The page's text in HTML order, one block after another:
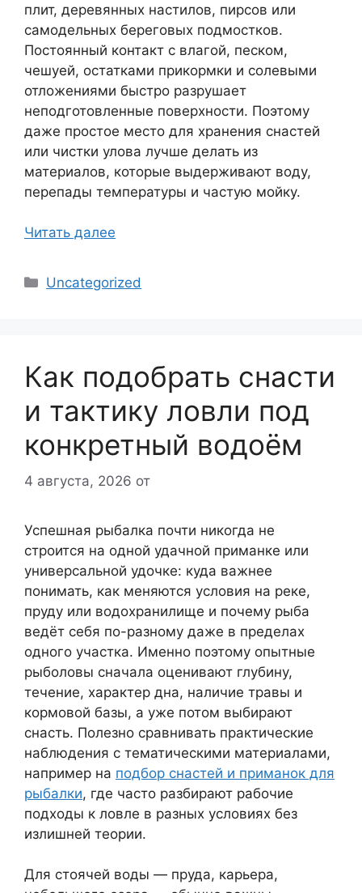
плит, деревянных настилов, пирсов или
самодельных береговых подмостков.
Постоянный контакт с влагой, песком,
чешуей, остатками прикормки и солевыми
отложениями быстро разрушает
неподготовленные поверхности. Поэтому
даже простое место для хранения снастей
или чистки улова лучше делать из
материалов, которые выдерживают воду,
перепады температуры и частую мойку.
Читать далее
Рубрики
Uncategorized
Как подобрать снасти
и тактику ловли под
конкретный водоём
4 августа, 2026 от
Успешная рыбалка почти никогда не
строится на одной удачной приманке или
универсальной удочке: куда важнее
понимать, как меняются условия на реке,
пруду или водохранилище и почему рыба
ведёт себя по-разному даже в пределах
одного участка. Именно поэтому опытные
рыболовы сначала оценивают глубину,
течение, характер дна, наличие травы и
кормовой базы, а уже потом выбирают
снасть. Полезно сравнивать практические
наблюдения с тематическими материалами,
например на подбор снастей и приманок для
рыбалки, где часто разбирают рабочие
подходы к ловле в разных условиях без
излишней теории.
Для стоячей воды — пруда, карьера,